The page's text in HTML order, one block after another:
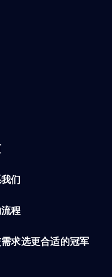
们
程
求选更合适的冠军